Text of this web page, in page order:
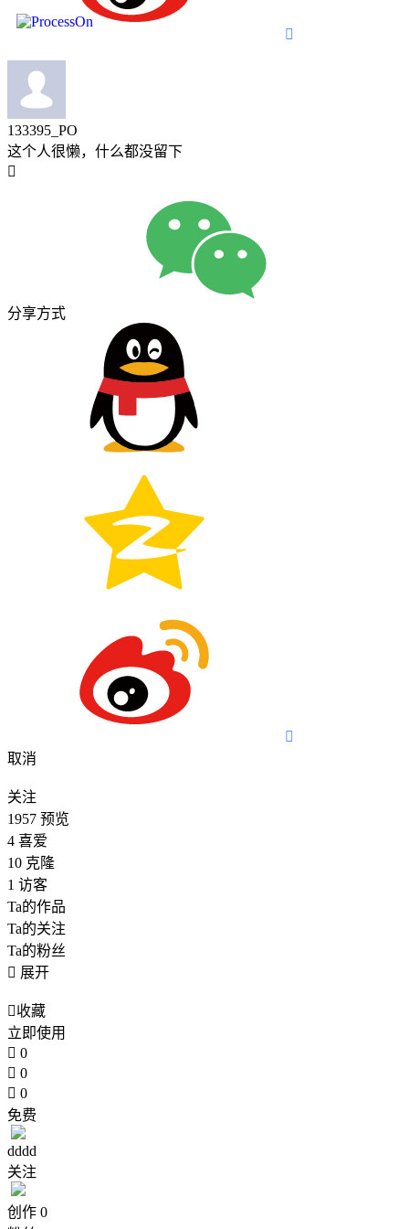

133395_PO
这个人很懒，什么都没留下

分享方式

取消
关注
1957 预览
4 喜爱
10 克隆
1 访客
Ta的作品
Ta的关注
Ta的粉丝
 展开
收藏
立即使用
 0
 0
 0
免费
dddd
关注
创作 0